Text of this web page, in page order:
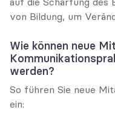
von Bildung, um
Wie können neue
werden?
So führen Sie neue
ein: